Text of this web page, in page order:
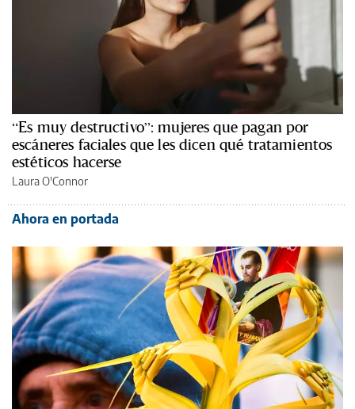
“Es muy destructivo”: mujeres que pagan por
escáneres faciales que les dicen qué tratamientos
estéticos hacerse
Laura O'Connor
Ahora en portada